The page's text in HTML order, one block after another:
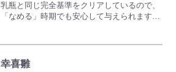
乳瓶と同じ完全基準をクリアしているので、
「なめる」時期でも安心して与えられます。
たつみきです。
幸喜雛